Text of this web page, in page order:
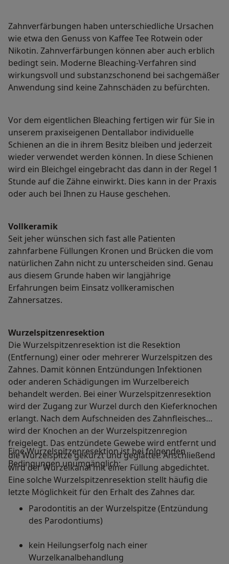
Zahnverfärbungen haben unterschiedliche Ursachen
wie etwa den Genuss von Kaffee Tee Rotwein oder
Nikotin. Zahnverfärbungen können aber auch erblich
bedingt sein. Moderne Bleaching-Verfahren sind
wirkungsvoll und substanzschonend bei sachgemäßer
Anwendung sind keine Zahnschäden zu befürchten.
Vor dem eigentlichen Bleaching fertigen wir für Sie in
unserem praxiseigenen Dentallabor individuelle
Schienen an die in ihrem Besitz bleiben und jederzeit
wieder verwendet werden können. In diese Schienen
wird ein Bleichgel eingebracht das dann in der Regel 1
Stunde auf die Zähne einwirkt. Dies kann in der Praxis
oder auch bei Ihnen zu Hause geschehen.
Vollkeramik
Seit jeher wünschen sich fast alle Patienten
zahnfarbene Füllungen Kronen und Brücken die vom
natürlichen Zahn nicht zu unterscheiden sind. Genau
aus diesem Grunde haben wir langjährige
Erfahrungen beim Einsatz vollkeramischen
Zahnersatzes.
Wurzelspitzenresektion
Die Wurzelspitzenresektion ist die Resektion
(Entfernung) einer oder mehrerer Wurzelspitzen des
Zahnes. Damit können Entzündungen Infektionen
oder anderen Schädigungen im Wurzelbereich
behandelt werden. Bei einer Wurzelspitzenresektion
wird der Zugang zur Wurzel durch den Kieferknochen
erlangt. Nach dem Aufschneiden des Zahnfleisches
wird der Knochen an der Wurzelspitzenregion
freigelegt. Das entzündete Gewebe wird entfernt und
die Wurzelspitze gekürzt und geglättet. Anschließend
wird der Wurzelkanal mit einer Füllung abgedichtet.
Eine solche Wurzelspitzenresektion stellt häufig die
letzte Möglichkeit für den Erhalt des Zahnes dar.
Eine Wurzelspitzenresektion ist bei folgenden
Bedingungen unumgänglich:
Parodontitis an der Wurzelspitze (Entzündung
des Parodontiums)
kein Heilungserfolg nach einer
Wurzelkanalbehandlung